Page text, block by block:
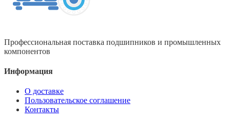
Профессиональная поставка подшипников и промышленных
компонентов
Информация
О доставке
Пользовательское соглашение
Контакты